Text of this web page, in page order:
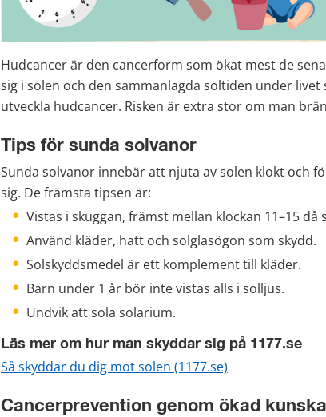
Hudcancer är den cancerform som ökat mest de
sig i solen och den sammanlagda soltiden under
utveckla hudcancer. Risken är extra stor om man
Tips för sunda solvanor
Sunda solvanor innebär att njuta av solen klokt och
sig. De främsta tipsen är:
Vistas i skuggan, främst mellan klockan 11–15 då
Använd kläder, hatt och solglasögon som skydd.
Solskyddsmedel är ett komplement till kläder.
Barn under 1 år bör inte vistas alls i solljus.
Undvik att sola solarium.
Läs mer om hur man skyddar sig på 1177.se
Så skyddar du dig mot solen (1177.se)
Cancerprevention genom ökad